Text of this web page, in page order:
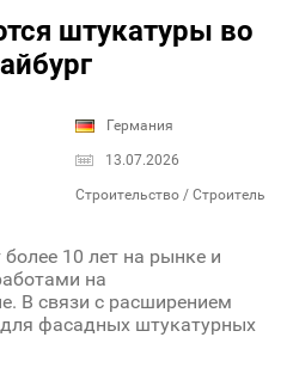
штукатуры во
Германия
13.07.2026
Строительство / Строитель
10 лет на рынке и
на
В связи с расширением
фасадных штукатурных